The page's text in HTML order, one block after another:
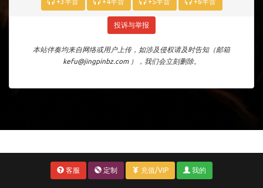
投诉与举报
本站伴奏均来自网络或用户上传，如涉及侵权请及时告知（邮箱
kefu@jingpinbz.com ），我们会立刻删除。
客服 定制 充值/VIP 我的